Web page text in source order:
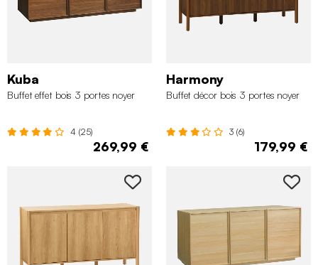
Kuba
Buffet effet bois 3 portes noyer
4 (25)
269,99 €
Harmony
Buffet décor bois 3 portes noyer
3 (6)
179,99 €